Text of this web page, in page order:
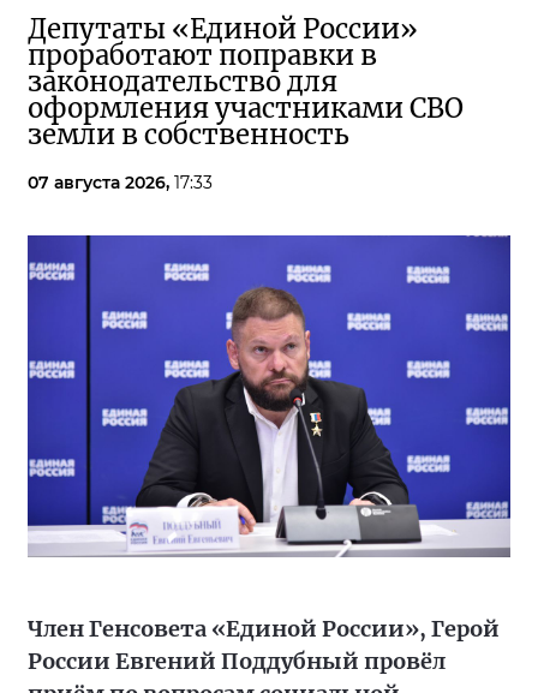
Депутаты «Единой России»
проработают поправки в
законодательство для
оформления участниками СВО
земли в собственность
07 августа 2026, 17:33
Член Генсовета «Единой России», Герой
России Евгений Поддубный провёл